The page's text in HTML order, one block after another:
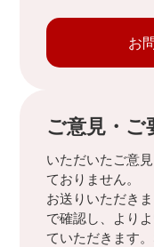
お
ご意見・ご
いただいたご意
ておりません。
お送りいただき
で確認し、より
ていただきます